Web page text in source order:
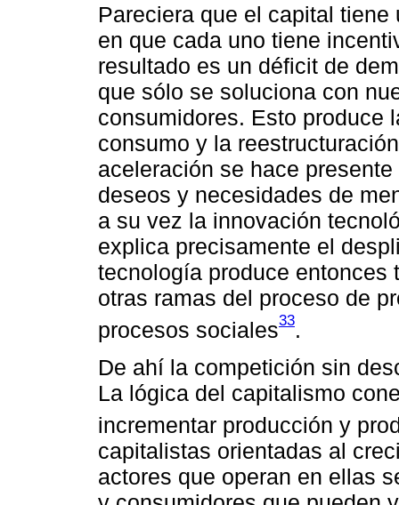
Pareciera que el capital
en que cada uno tiene
resultado es un déficit de
que sólo se soluciona con
consumidores. Esto produce
consumo y la
aceleración se hace
deseos y necesidades de
a su vez la innovación
explica precisamente el
tecnología produce entonces
otras ramas del proceso de
procesos sociales33.
De ahí la competición sin
La lógica del capitalismo
incrementar producción y
capitalistas orientadas al
actores que operan en ellas